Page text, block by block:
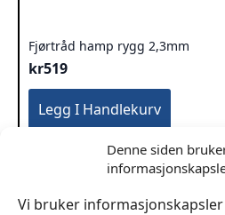
Denne siden
Vi bruker
Fjørtråd hamp rygg 2,3mm
kr519
Legg I Handlekurv